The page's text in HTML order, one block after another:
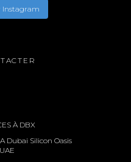
Instagram
À DBX
Dubai Silicon Oasis